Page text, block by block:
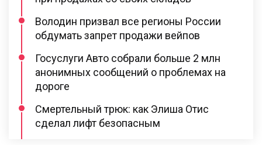
Володин призвал все регионы России
обдумать запрет продажи вейпов
Госуслуги Авто собрали больше 2 млн
анонимных сообщений о проблемах на
дороге
Смертельный трюк: как Элиша Отис
сделал лифт безопасным